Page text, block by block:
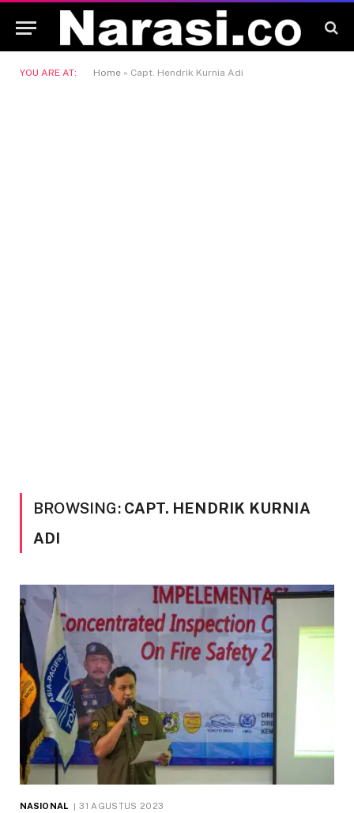
YOU ARE AT: Home » Capt. Hendrik Kurnia Adi
BROWSING: CAPT. HENDRIK KURNIA
ADI
NASIONAL 31 AGUSTUS 2023